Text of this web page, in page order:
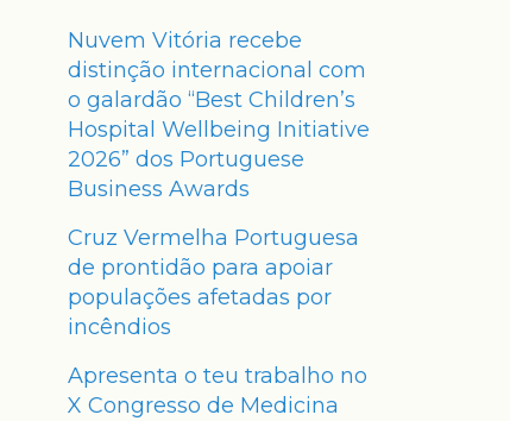
Nuvem Vitória recebe
distinção internacional com
o galardão “Best Children’s
Hospital Wellbeing Initiative
2026” dos Portuguese
Business Awards
Cruz Vermelha Portuguesa
de prontidão para apoiar
populações afetadas por
incêndios
Apresenta o teu trabalho no
X Congresso de Medicina